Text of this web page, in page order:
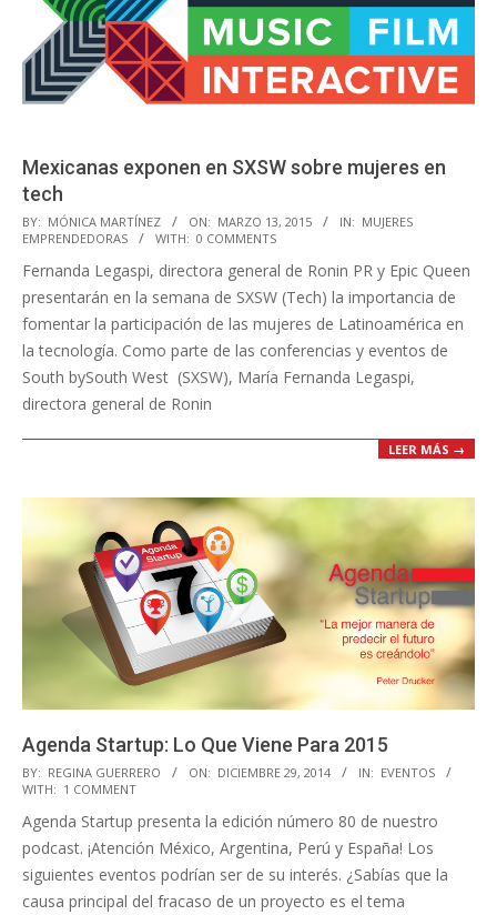
Mexicanas exponen en SXSW sobre mujeres en
tech
2015-
03-
13
BY: MÓNICA MARTÍNEZ ON: MARZO 13, 2015 IN: MUJERES
EMPRENDEDORAS
WITH: 0 COMMENTS
Fernanda Legaspi, directora general de Ronin PR y Epic Queen
presentarán en la semana de SXSW (Tech) la importancia de
fomentar la participación de las mujeres de Latinoamérica en
la tecnología. Como parte de las conferencias y eventos de
South bySouth West (SXSW), María Fernanda Legaspi,
directora general de Ronin
LEER MÁS →
Agenda Startup: Lo Que Viene Para 2015
2014-
12-
29
BY: REGINA GUERRERO ON: DICIEMBRE 29, 2014 IN: EVENTOS
WITH: 1 COMMENT
Agenda Startup presenta la edición número 80 de nuestro
podcast. ¡Atención México, Argentina, Perú y España! Los
siguientes eventos podrían ser de su interés. ¿Sabías que la
causa principal del fracaso de un proyecto es el tema